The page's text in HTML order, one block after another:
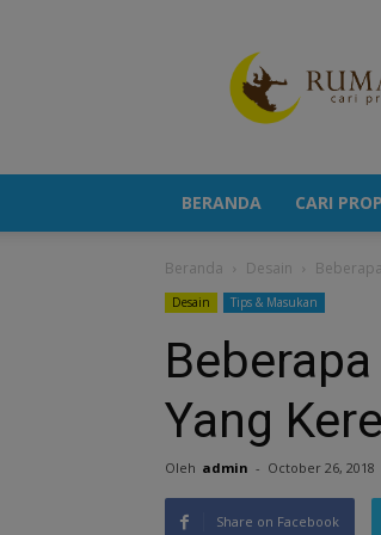
Berita
Properti
Terkini
BERANDA CARI
Beranda Desain
Desain Tips & Masukan
Yang
Oleh admin - October 26, 2018
Share on Facebook